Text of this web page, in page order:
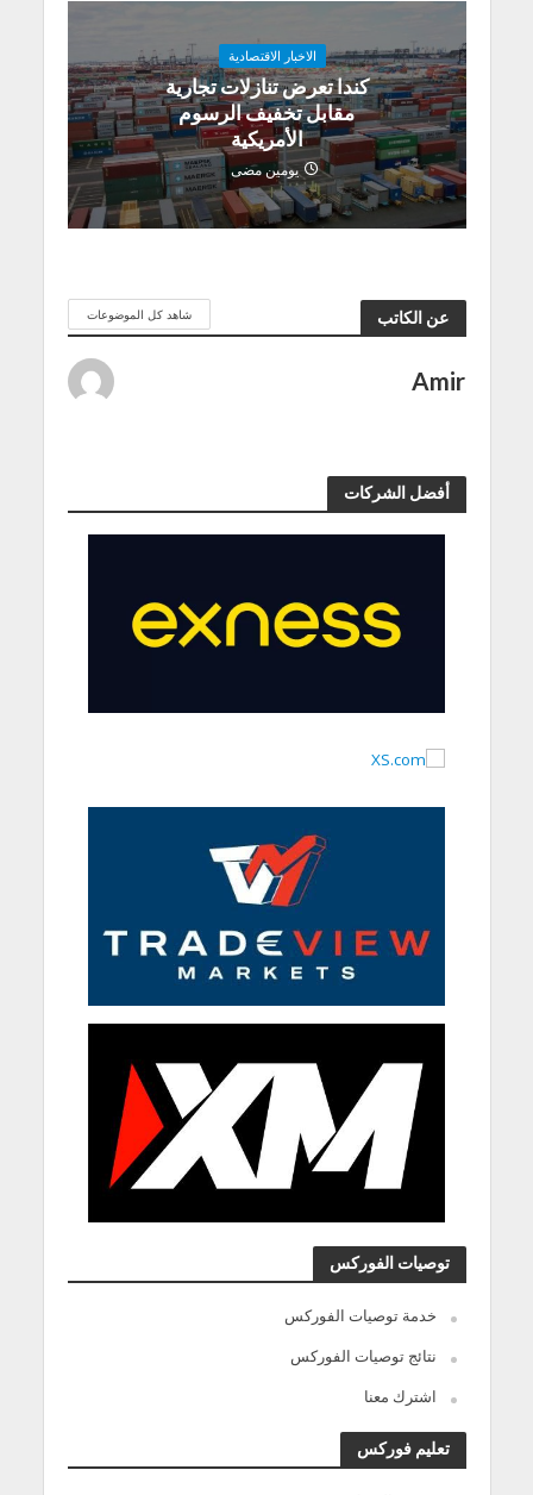
الاخبار الاقتصادية
كندا تعرض تنازلات تجارية
مقابل تخفيف الرسوم
الأمريكية
يومين مضى
عن الكاتب شاهد كل الموضوعات
Amir
أفضل الشركات
توصيات الفوركس
خدمة توصيات الفوركس
نتائج توصيات الفوركس
اشترك معنا
تعليم فوركس